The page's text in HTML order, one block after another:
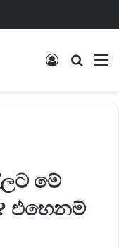
Log In
මේ
එහෙනම්